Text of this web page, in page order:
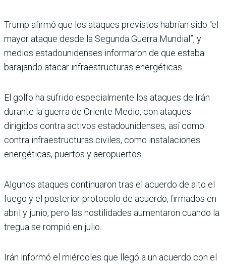
Trump afirmó que los ata­ques previstos habrían sido “el
mayor ataque desde la Segunda Guerra Mundial”, y
medios estadounidenses informaron de que estaba
barajando atacar infraestruc­turas energéticas.
El golfo ha sufrido especial­mente los ataques de Irán
durante la guerra de Oriente Medio, con ataques
dirigidos contra activos estadouniden­ses, así como
contra infraes­tructuras civiles, como insta­laciones
energéticas, puertos y aeropuertos.
Algunos ataques continua­ron tras el acuerdo de alto el
fuego y el posterior protocolo de acuerdo, firmados en
abril y junio, pero las hostilidades aumentaron cuando la
tregua se rompió en julio.
Irán informó el miércoles que llegó a un acuerdo con el